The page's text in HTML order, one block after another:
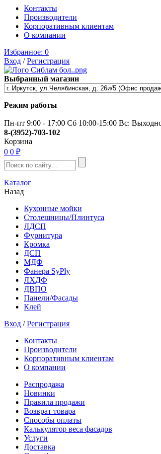
Контакты
Производители
Корпоративным клиентам
О компании
Избранное: 0
Вход /Регистрация
Выбранный магазин
Режим работы
Пн-пт 9:00 - 17:00 Сб 10:00-15:00 Вс:
8-(3952)-703-102
Корзина
0 0 ₽
Каталог
Назад
Кухонные мойки
Столешницы/Плинтуса
ЛДСП
Фурнитура
Кромка
ДСП
МДФ
Фанера SyPly
ЛХДФ
ДВПО
Панели/Фасады
Клей
Вход /Регистрация
Контакты
Производители
Корпоративным клиентам
О компании
Распродажа
Новинки
Правила продажи
Возврат товара
Способы оплаты
Калькулятор веса фасадов
Услуги
Доставка